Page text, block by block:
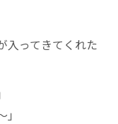
入ってきてくれた